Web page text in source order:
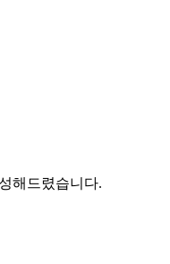
해드렸습니다.